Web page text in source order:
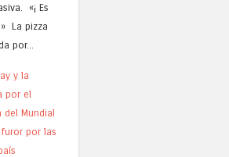
«¡ Es
La pizza
por...
y la
por el
del Mundial
furor por las